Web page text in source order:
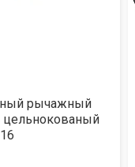
рычажный
цельнокованый